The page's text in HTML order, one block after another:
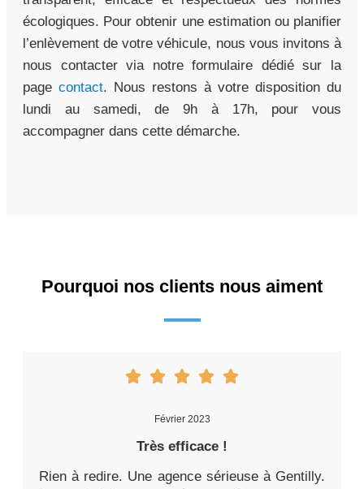
écologiques. Pour obtenir une estimation ou planifier
l’enlèvement de votre véhicule, nous vous invitons à
nous contacter via notre formulaire dédié sur la
page contact. Nous restons à votre disposition du
lundi au samedi, de 9h à 17h, pour vous
accompagner dans cette démarche.
Pourquoi nos clients nous aiment
Février 2023
Très efficace !
Rien à redire. Une agence sérieuse à Gentilly.